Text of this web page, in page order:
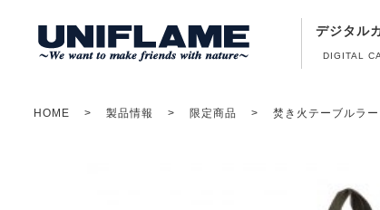
デジタル
DIGITAL
HOME 製品情報 限定商品 焚き火テーブルラ